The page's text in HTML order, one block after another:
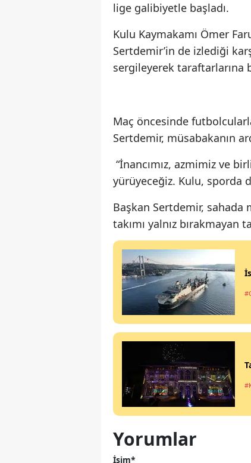
lige galibiyetle başladı.
Kulu Kaymakamı Ömer
Sertdemir’in de izlediği
sergileyerek taraftarlarına
Maç öncesinde
Sertdemir, müsabakanın
“İnancımız, azmimiz ve
yürüyeceğiz. Kulu, sporda
Başkan Sertdemir,
takımı yalnız
Yorumlar
İsim*